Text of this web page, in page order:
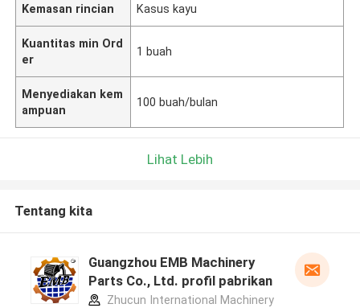
Kemasan rincian Kasus kayu
Kuantitas min Ord
er
1 buah
Menyediakan kem
ampuan
100 buah/bulan
Lihat Lebih
Tentang kita
Guangzhou EMB Machinery
Parts Co., Ltd. profil pabrikan
Zhucun International Machinery